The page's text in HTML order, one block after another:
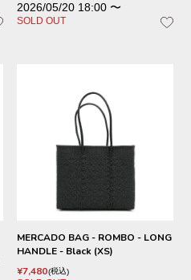
2026/05/20 18:00 〜
SOLD OUT
MERCADO BAG - ROMBO - LONG
HANDLE - Black (XS)
¥7,480 税込